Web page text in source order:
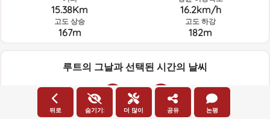
15.38Km
고도 상승
167m
16.2km/h
고도 하강
182m
루트의 그날과 선택된 시간의 날씨
13:00
뒤로 숨기기: 더 많이 공유 논평